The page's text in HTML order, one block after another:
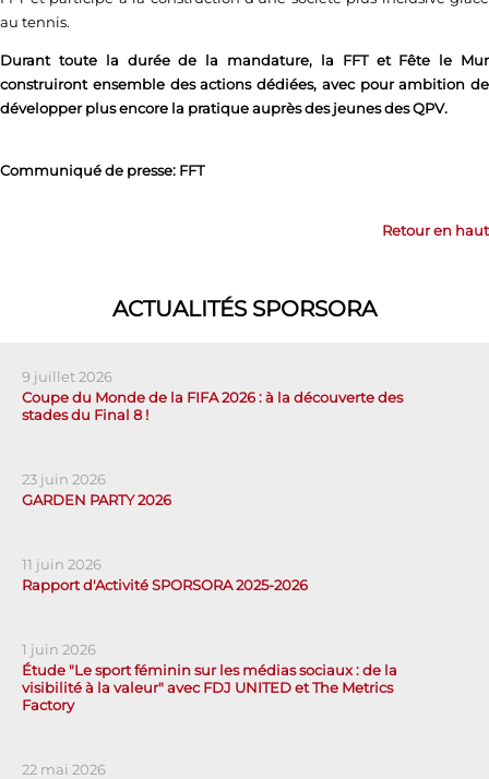
au tennis.
Durant toute la durée de la mandature, la FFT et Fête le Mur
construiront ensemble des actions dédiées, avec pour ambition de
développer plus encore la pratique auprès des jeunes des QPV.
Communiqué de presse: FFT
Retour en haut
ACTUALITÉS SPORSORA
9 juillet 2026
Coupe du Monde de la FIFA 2026 : à la découverte des
stades du Final 8 !
23 juin 2026
GARDEN PARTY 2026
11 juin 2026
Rapport d'Activité SPORSORA 2025-2026
1 juin 2026
Étude "Le sport féminin sur les médias sociaux : de la
visibilité à la valeur" avec FDJ UNITED et The Metrics
Factory
22 mai 2026